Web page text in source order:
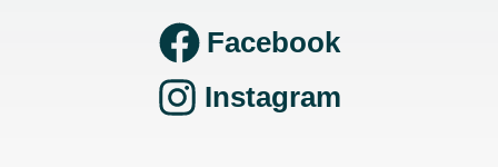
Facebook
Instagram